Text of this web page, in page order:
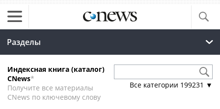
Разделы
Индексная книга (каталог)
CNews*
Получите все материалы
CNews по ключевому слову
Все категории 199231 ▼